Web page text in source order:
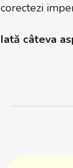
corectezi
Iată câteva